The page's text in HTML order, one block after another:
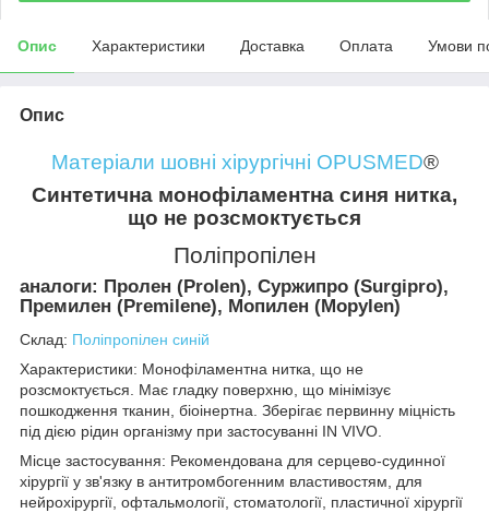
Опис Характеристики Доставка Оплата Умови
Опис
Матеріали шовні хірургічні OPUSMED®
Синтетична монофіламентна синя нитка,
що не розсмоктується
Поліпропілен
аналоги: Пролен (Prolen), Суржипро (Surgipro),
Премилен (Premilene), Мопилен (Mopylen)
Склад: Поліпропілен синій
Характеристики: Монофіламентна нитка, що не
розсмоктується. Має гладку поверхню, що мінімізує
пошкодження тканин, біоінертна. Зберігає первинну міцність
під дією рідин організму при застосуванні IN VIVO.
Місце застосування: Рекомендована для серцево-судинної
хірургії у зв'язку в антитромбогенним властивостям, для
нейрохірургії, офтальмології, стоматології, пластичної хірургії